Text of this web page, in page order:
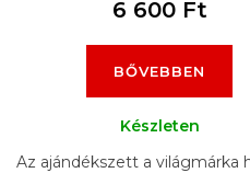
6 600 Ft
BŐVEBBEN
Készleten
Az ajándékszett a világmárka